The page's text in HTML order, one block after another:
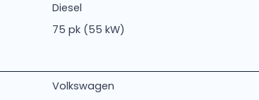
Diesel
75 pk (55 kW)
Volkswagen